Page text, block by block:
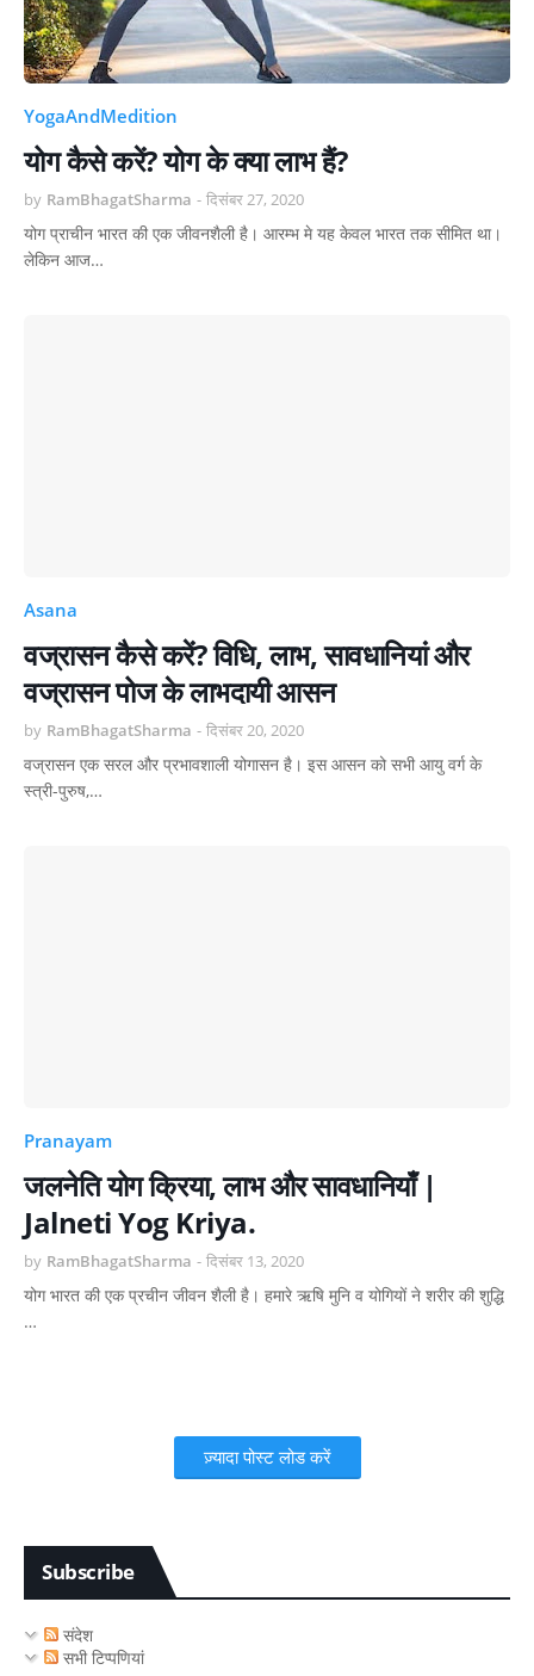
YogaAndMedition
योग कैसे करें? योग के क्या लाभ हैं?
by RamBhagatSharma - दिसंबर 27, 2020
योग प्राचीन भारत की एक जीवनशैली है। आरम्भ मे यह केवल भारत तक सीमित था।
लेकिन आज…
Asana
वज्रासन कैसे करें? विधि, लाभ, सावधानियां और
वज्रासन पोज के लाभदायी आसन
by RamBhagatSharma - दिसंबर 20, 2020
वज्रासन एक सरल और प्रभावशाली योगासन है। इस आसन को सभी आयु वर्ग के
स्त्री-पुरुष,…
Pranayam
जलनेति योग क्रिया, लाभ और सावधानियाँ |
Jalneti Yog Kriya.
by RamBhagatSharma - दिसंबर 13, 2020
योग भारत की एक प्रचीन जीवन शैली है। हमारे ऋषि मुनि व योगियों ने शरीर की शुद्धि
…
ज़्यादा पोस्ट लोड करें
Subscribe
संदेश
सभी टिप्पणियां